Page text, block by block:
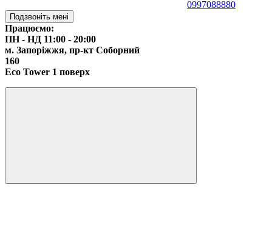
0997088880
Подзвоніть мені
Працюємо:
ПН - НД 11:00 - 20:00
м. Запоріжжя, пр-кт Соборний
160
Eco Tower 1 поверх